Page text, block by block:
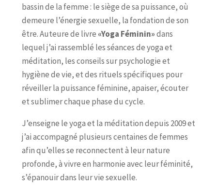
bassin de la femme : le siège de sa puissance, où
demeure l’énergie sexuelle, la fondation de son
être. Auteure de livre «Yoga Féminin»dans
lequel j’ai rassemblé les séances de yoga et
méditation, les conseils sur psychologie et
hygiène de vie, et des rituels spécifiques pour
réveiller la puissance féminine, apaiser, écouter
et sublimer chaque phase du cycle.
J’enseigne le yoga et la méditation depuis 2009 et
j’ai accompagné plusieurs centaines de femmes
afin qu’elles se reconnectent à leur nature
profonde, à vivre en harmonie avec leur féminité,
s’épanouir dans leur vie sexuelle.